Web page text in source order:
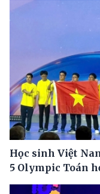
Học sinh Việt
5 Olympic Toán